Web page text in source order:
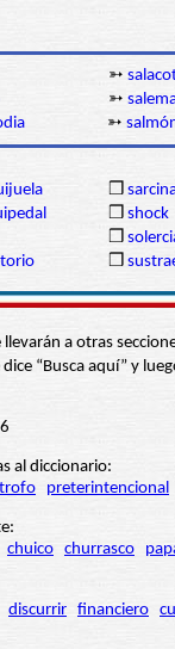
➳
➳
➳
❒
❒ shock
❒
❒
a otras
dice “Busca aquí” y
al diccionario:
preterintencional
chuico churrasco
discurrir financiero